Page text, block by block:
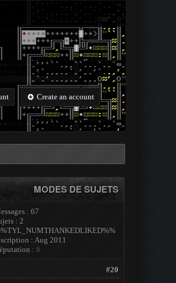
Create an account
MODES DE SUJETS
: 67
: 2
: Aug 2011
: 0
#20